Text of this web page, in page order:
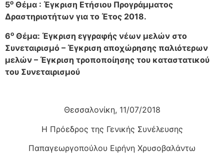
5ο Θέμα : Έγκριση Ετήσιου Προγράμματος
Δραστηριοτήτων για το Έτος 2018.
6ο Θέμα: Έγκριση εγγραφής νέων μελών στο
Συνεταιρισμό – Έγκριση αποχώρησης παλιότερων
μελών – Έγκριση τροποποίησης του καταστατικού
του Συνεταιρισμού
Θεσσαλονίκη, 11/07/2018
Η Πρόεδρος της Γενικής Συνέλευσης
Παπαγεωργοπούλου Ειρήνη Χρυσοβαλάντω